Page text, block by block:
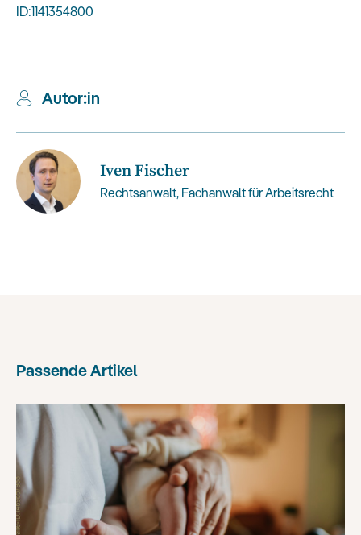
ID:1141354800
Autor:in
Iven Fischer
Rechtsanwalt, Fachanwalt für Arbeitsrecht
Passende Artikel